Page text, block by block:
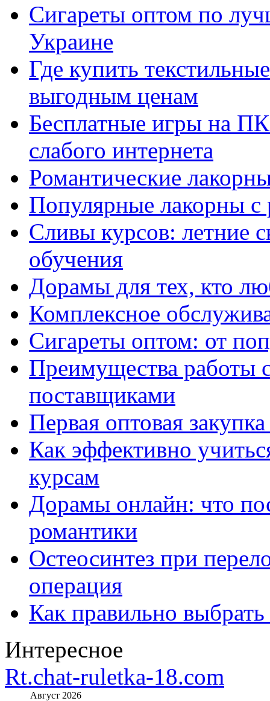
Сигареты оптом по
Украине
Где купить
выгодным ценам
Бесплатные игры на
слабого интернета
Романтические
Популярные лакорны с
Сливы курсов: летние
обучения
Дорамы для тех, кто
Комплексное
Сигареты оптом: от
Преимущества работы
поставщиками
Первая оптовая
Как эффективно
курсам
Дорамы онлайн: что
романтики
Остеосинтез при
операция
Как правильно
Интересное
Rt.chat-ruletka-18.com
Август 2026